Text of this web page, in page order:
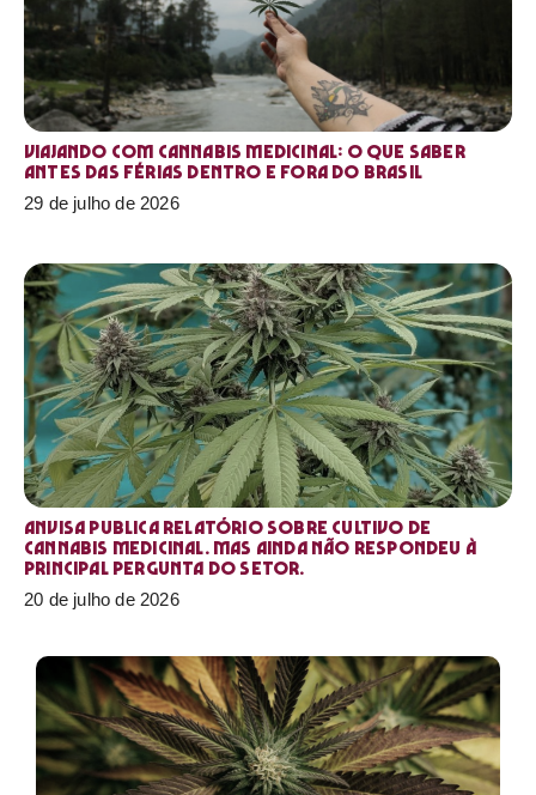
Viajando com cannabis medicinal: o que saber
antes das férias dentro e fora do Brasil
29 de julho de 2026
Anvisa publica relatório sobre cultivo de
Cannabis medicinal. Mas ainda não respondeu à
principal pergunta do setor.
20 de julho de 2026